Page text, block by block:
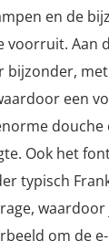
en de
voorruit. Aan
bijzonder,
een
douche
Ook het
typisch
om de